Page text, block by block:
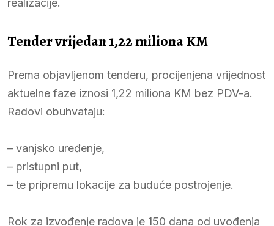
realizacije.
Tender vrijedan 1,22 miliona KM
Prema objavljenom tenderu, procijenjena vrijednost
aktuelne faze iznosi 1,22 miliona KM bez PDV-a.
Radovi obuhvataju:
– vanjsko uređenje,
– pristupni put,
– te pripremu lokacije za buduće postrojenje.
Rok za izvođenje radova je 150 dana od uvođenja